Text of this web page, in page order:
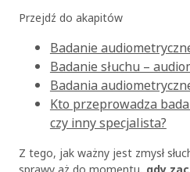
Przejdź do akapitów
Badanie
Badanie słuchu –
Badania
Kto przeprowadza
czy inny specjalista?
Z tego, jak ważny jest zmysł